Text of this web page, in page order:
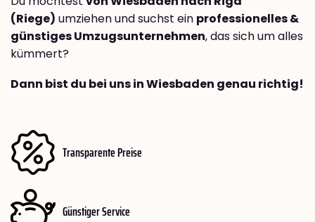
(Riege) umziehen und suchst ein professionelles &
günstiges Umzugsunternehmen, das sich um alles
kümmert?
Dann bist du bei uns in Wiesbaden genau richtig!
Transparente Preise
Günstiger Service